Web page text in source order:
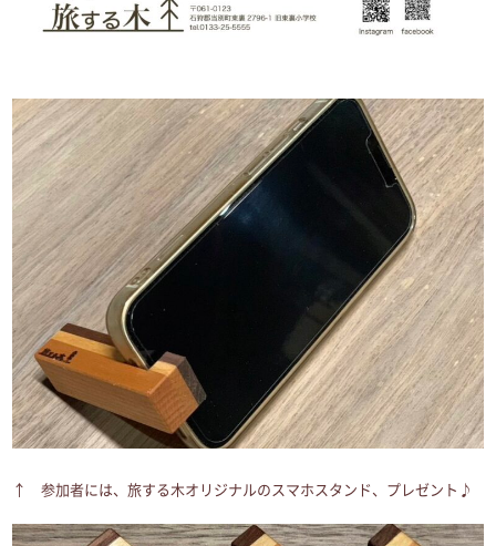
↑ 参加者には、旅する木オリジナルのスマホスタンド、プレゼント♪